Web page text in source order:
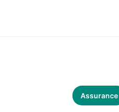
Assurance